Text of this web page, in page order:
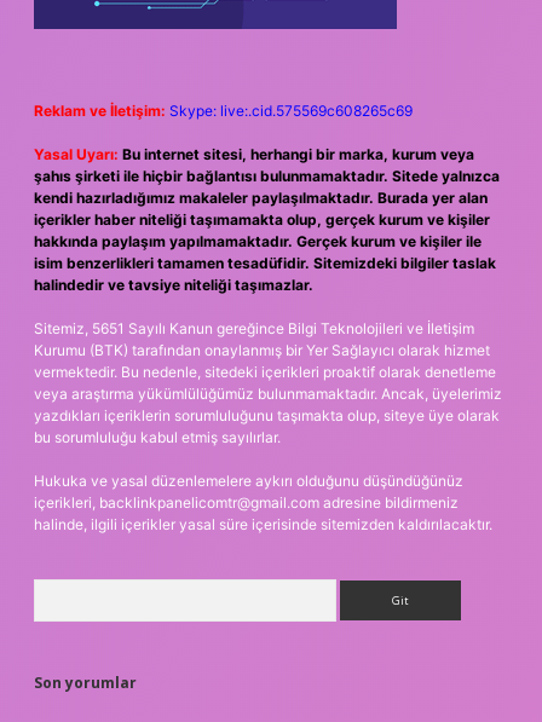
Reklam ve İletişim: Skype: live:.cid.575569c608265c69
Yasal Uyarı: Bu internet sitesi, herhangi bir marka, kurum veya
şahıs şirketi ile hiçbir bağlantısı bulunmamaktadır. Sitede yalnızca
kendi hazırladığımız makaleler paylaşılmaktadır. Burada yer alan
içerikler haber niteliği taşımamakta olup, gerçek kurum ve kişiler
hakkında paylaşım yapılmamaktadır. Gerçek kurum ve kişiler ile
isim benzerlikleri tamamen tesadüfidir. Sitemizdeki bilgiler taslak
halindedir ve tavsiye niteliği taşımazlar.
Sitemiz, 5651 Sayılı Kanun gereğince Bilgi Teknolojileri ve İletişim
Kurumu (BTK) tarafından onaylanmış bir Yer Sağlayıcı olarak hizmet
vermektedir. Bu nedenle, sitedeki içerikleri proaktif olarak denetleme
veya araştırma yükümlülüğümüz bulunmamaktadır. Ancak, üyelerimiz
yazdıkları içeriklerin sorumluluğunu taşımakta olup, siteye üye olarak
bu sorumluluğu kabul etmiş sayılırlar.
Hukuka ve yasal düzenlemelere aykırı olduğunu düşündüğünüz
içerikleri, backlinkpanelicomtr@gmail.com adresine bildirmeniz
halinde, ilgili içerikler yasal süre içerisinde sitemizden kaldırılacaktır.
Son yorumlar